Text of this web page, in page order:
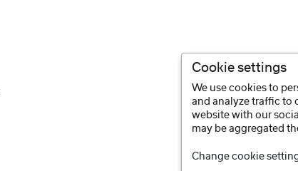
Cookie settings
We use cookies to
and analyze traffic to
website with our
may be aggregated
Change cookie